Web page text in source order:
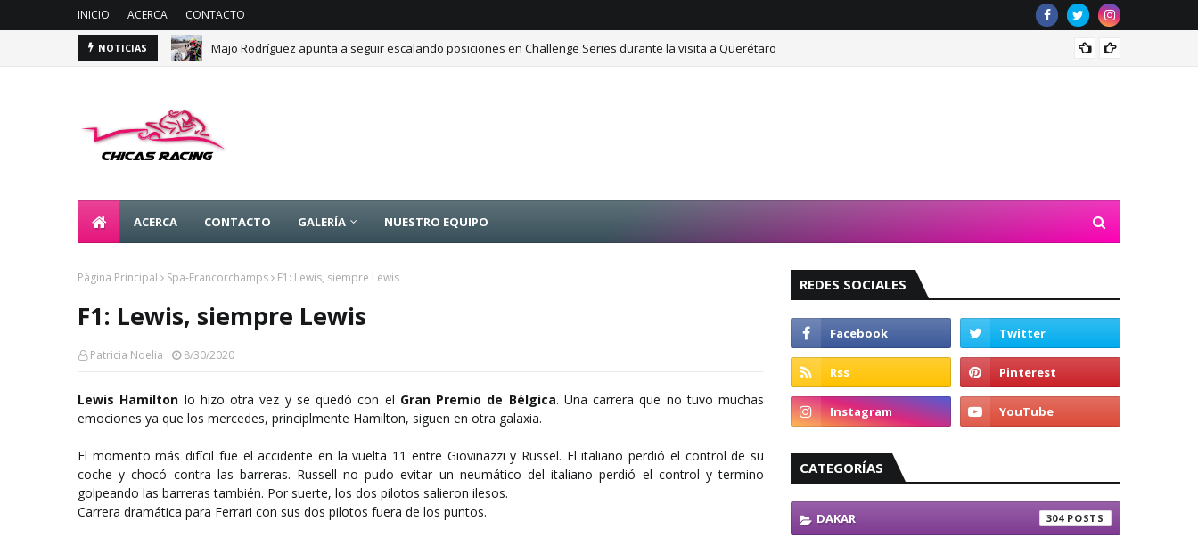
INICIO ACERCA CONTACTO
NOTICIAS Majo Rodríguez apunta a seguir escalando posiciones en Challenge Series durante la visita a Querétaro
ACERCA CONTACTO GALERÍA NUESTRO EQUIPO
Página Principal Spa-Francorchamps F1: Lewis, siempre Lewis
F1: Lewis, siempre Lewis
Patricia Noelia 8/30/2020
Lewis Hamilton lo hizo otra vez y se quedó con el Gran Premio de Bélgica. Una carrera que no tuvo muchas
emociones ya que los mercedes, principlmente Hamilton, siguen en otra galaxia.
El momento más difícil fue el accidente en la vuelta 11 entre Giovinazzi y Russel. El italiano perdió el control de su
coche y chocó contra las barreras. Russell no pudo evitar un neumático del italiano perdió el control y termino
golpeando las barreras también. Por suerte, los dos pilotos salieron ilesos.
Carrera dramática para Ferrari con sus dos pilotos fuera de los puntos.
REDES SOCIALES
CATEGORÍAS
DAKAR 304